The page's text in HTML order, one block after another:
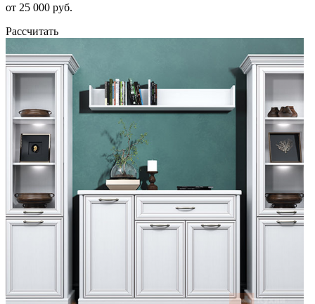
от 25 000 руб.
Рассчитать